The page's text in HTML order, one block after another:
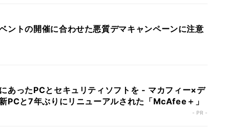
ントの開催に合わせた悪質デマキャンペーンに注意
あったPCとセキュリティソフトを - マカフィー×デ
PCと7年ぶりにリニューアルされた「McAfee＋」
- PR -